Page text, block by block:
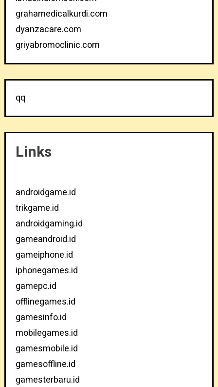
grahamedicalkurdi.com
dyanzacare.com
griyabromoclinic.com
qq
Links
androidgame.id
trikgame.id
androidgaming.id
gameandroid.id
gameiphone.id
iphonegames.id
gamepc.id
offlinegames.id
gamesinfo.id
mobilegames.id
gamesmobile.id
gamesoffline.id
gamesterbaru.id